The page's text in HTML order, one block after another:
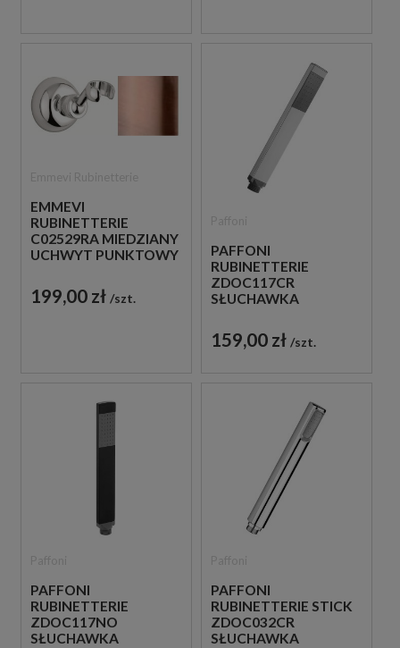
EMMEVI
RUBINETTERIE
C02529RA MIEDZIANY
UCHWYT PUNKTOWY
199,00 zł szt.
PAFFONI
RUBINETTERIE
ZDOC117CR
SŁUCHAWKA
CHROM
159,00 zł szt.
PAFFONI
RUBINETTERIE
ZDOC117NO
SŁUCHAWKA
PAFFONI
RUBINETTERIE STICK
ZDOC032CR
SŁUCHAWKA